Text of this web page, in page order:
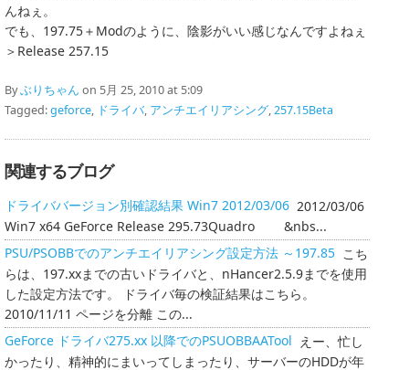
んねぇ。
でも、197.75＋Modのように、陰影がいい感じなんですよねぇ
＞Release 257.15
Byぶりちゃん on 5月 25, 2010 at 5:09
Tagged:geforce, ドライバ, アンチエイリアシング,257.15Beta
関連するブログ
ドライババージョン別確認結果 Win7 2012/03/06 2012/03/06
Win7 x64 GeForce Release 295.73Quadro &nbs...
PSU/PSOBBでのアンチエイリアシング設定方法 ～197.85 こち
らは、197.xxまでの古いドライバと、nHancer2.5.9までを使用
した設定方法です。 ドライバ毎の検証結果はこちら。
2010/11/11 ページを分離 この...
GeForce ドライバ275.xx 以降でのPSUOBBAATool えー、忙し
かったり、精神的にまいってしまったり、サーバーのHDDが年